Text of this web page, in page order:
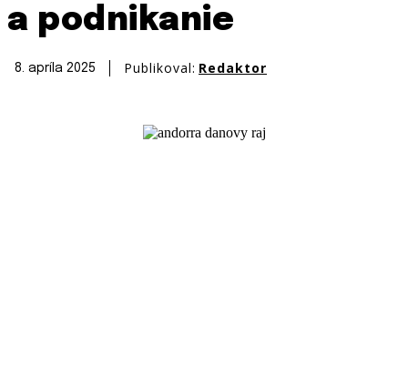
a podnikanie
8. apríla 2025 Publikoval: Redaktor